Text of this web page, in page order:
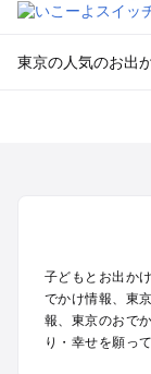
東京の人気のお出
町田・相模原・
渋谷・原宿・恵
池袋・赤羽・王
新宿・高田馬場
銀座・丸の内・
子どもとお出か
でかけ情報、東
報、東京のおで
り・幸せを願っ